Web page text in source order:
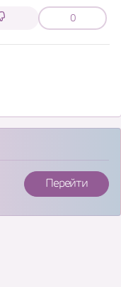
0
Перейти